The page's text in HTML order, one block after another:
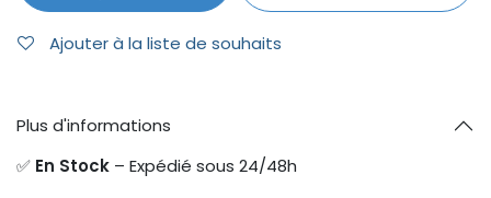
Ajouter à la liste de souhaits
Plus d'informations
✅ En Stock – Expédié sous 24/48h